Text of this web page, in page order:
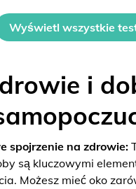
Wyświetl wszystkie
i
spojrzenie na zdrowie:
są kluczowymi
Możesz mieć oko